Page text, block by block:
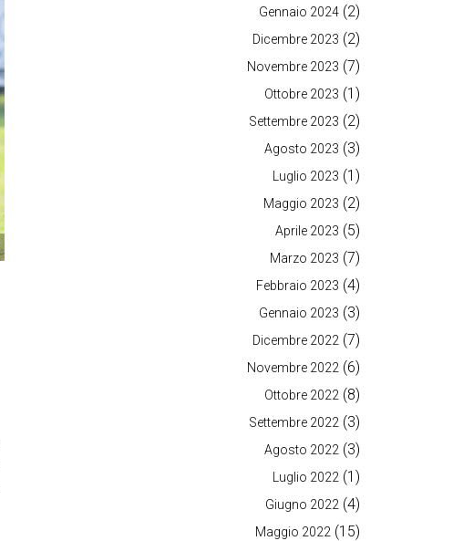
Gennaio 2024 (2)
Dicembre 2023 (2)
Novembre 2023 (7)
Ottobre 2023 (1)
Settembre 2023 (2)
Agosto 2023 (3)
Luglio 2023 (1)
Maggio 2023 (2)
Aprile 2023 (5)
Marzo 2023 (7)
Febbraio 2023 (4)
Gennaio 2023 (3)
Dicembre 2022 (7)
Novembre 2022 (6)
Ottobre 2022 (8)
Settembre 2022 (3)
Agosto 2022 (3)
Luglio 2022 (1)
Giugno 2022 (4)
Maggio 2022 (15)